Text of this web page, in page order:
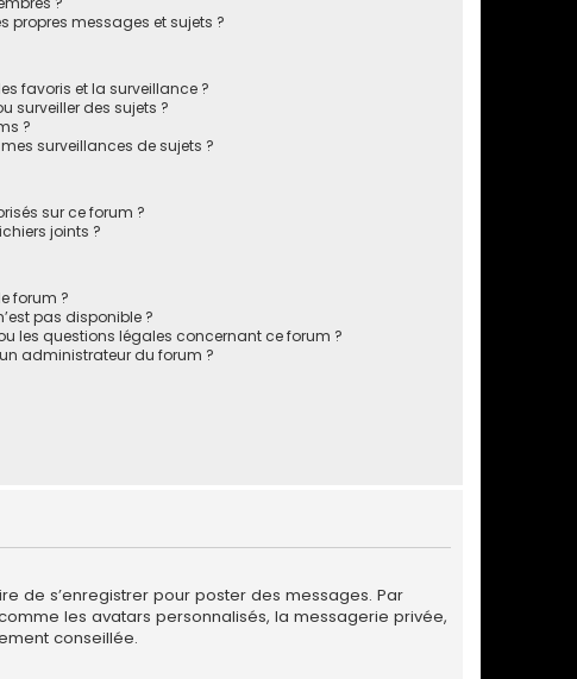
propres messages et sujets ?
favoris et la surveillance ?
surveiller des sujets ?
?
surveillances de sujets ?
sur ce forum ?
joints ?
forum ?
pas disponible ?
les questions légales concernant ce forum ?
administrateur du forum ?
de s’enregistrer pour poster des messages. Par
les avatars personnalisés, la messagerie privée,
conseillée.